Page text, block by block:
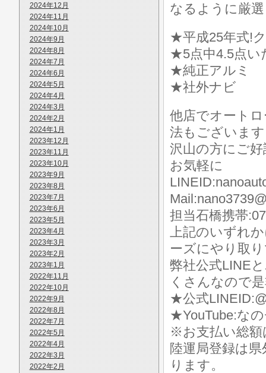
2024年12月
2024年11月
2024年10月
2024年9月
2024年8月
2024年7月
2024年6月
2024年5月
2024年4月
2024年3月
2024年2月
2024年1月
2023年12月
2023年11月
2023年10月
2023年9月
2023年8月
2023年7月
2023年6月
2023年5月
2023年4月
2023年3月
2023年2月
2023年1月
2022年11月
2022年10月
2022年9月
2022年8月
2022年7月
2022年5月
2022年4月
2022年3月
2022年2月
なるように厳
★平成25年式!
★5点中4.5点い
★純正アルミ
★社外ナビ
他店でオート
法もございま
沢山の方にご
お気軽に
担当石橋携帯
上記のいずれ
ーズにやり取
弊社公式LINE
くさんなので
★公式
★YouTube:な
※お支払い総額
陸運局登録は
ります。